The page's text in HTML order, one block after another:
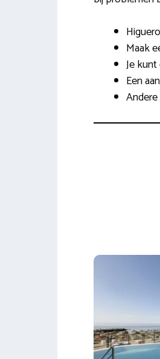
Maak
Je
Een